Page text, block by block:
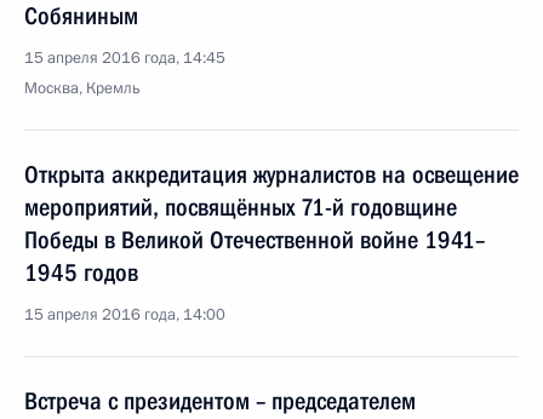
Собяниным
15 апреля 2016 года, 14:45
Москва, Кремль
Открыта аккредитация журналистов на освещение
мероприятий, посвящённых 71-й годовщине
Победы в Великой Отечественной войне 1941–
1945 годов
15 апреля 2016 года, 14:00
Встреча с президентом – председателем